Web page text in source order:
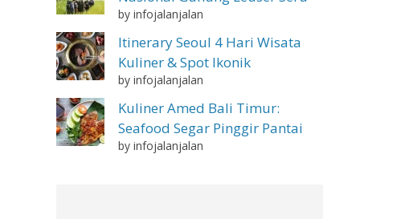
by infojalanjalan
Itinerary Seoul 4 Hari Wisata
Kuliner & Spot Ikonik
by infojalanjalan
Kuliner Amed Bali Timur:
Seafood Segar Pinggir Pantai
by infojalanjalan